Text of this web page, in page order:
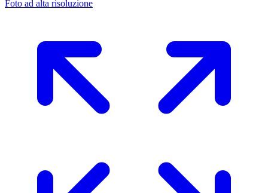
Foto ad alta risoluzione